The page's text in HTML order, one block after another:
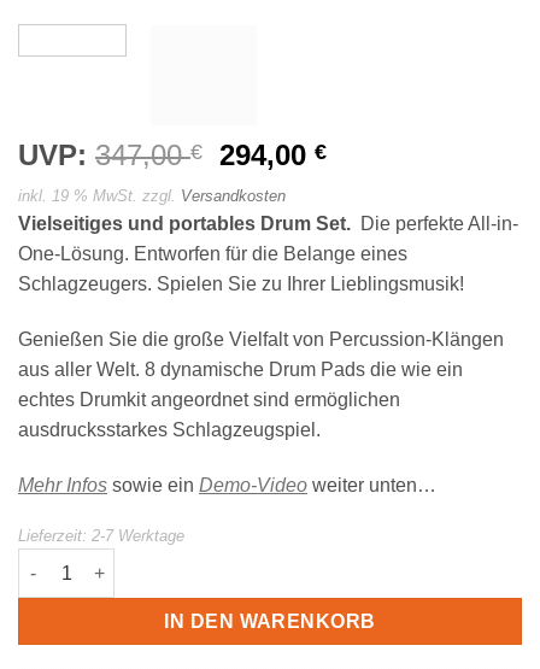
UVP: 347,00€
Ursprünglicher
Preis
war:
347,00 €
294,00€
ist:
294,00 €.
inkl. 19 % MwSt. zzgl. Versandkosten
Vielseitiges und portables Drum Set. Die perfekte All-in-
One-Lösung. Entworfen für die Belange eines
Schlagzeugers. Spielen Sie zu Ihrer Lieblingsmusik!
Genießen Sie die große Vielfalt von Percussion-Klängen
aus aller Welt. 8 dynamische Drum Pads die wie ein
echtes Drumkit angeordnet sind ermöglichen
ausdrucksstarkes Schlagzeugspiel.
Mehr Infos sowie ein Demo-Video weiter unten…
Lieferzeit: 2-7 Werktage
YAMAHA Compact Digital Drums DD-75 | Portables E-Drum Set
IN DEN WARENKORB